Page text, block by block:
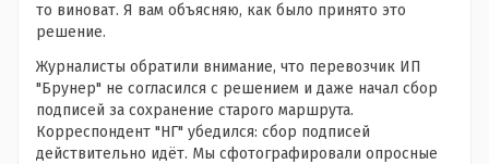
то виноват. Я вам объясняю, как было принято это
решение.
Журналисты обратили внимание, что перевозчик ИП
"Брунер" не согласился с решением и даже начал сбор
подписей за сохранение старого маршрута.
Корреспондент "НГ" убедился: сбор подписей
действительно идёт. Мы сфотографировали опросные